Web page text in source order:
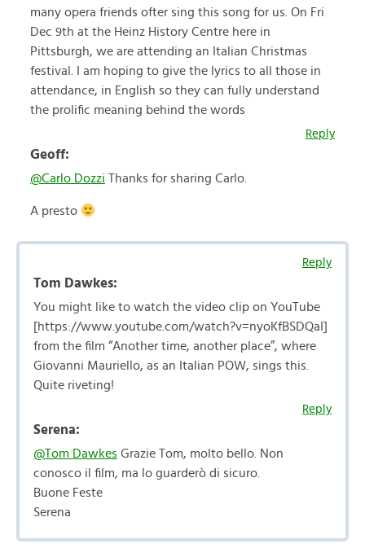
many opera friends ofter sing this song for us. On Fri
Dec 9th at the Heinz History Centre here in
Pittsburgh, we are attending an Italian Christmas
festival. I am hoping to give the lyrics to all those in
attendance, in English so they can fully understand
the prolific meaning behind the words
Reply
Geoff:
@Carlo Dozzi Thanks for sharing Carlo.
A presto
Reply
Tom Dawkes:
You might like to watch the video clip on YouTube
[https://www.youtube.com/watch?v=nyoKfBSDQaI]
from the film “Another time, another place”, where
Giovanni Mauriello, as an Italian POW, sings this.
Quite riveting!
Reply
Serena:
@Tom Dawkes Grazie Tom, molto bello. Non
conosco il film, ma lo guarderò di sicuro.
Buone Feste
Serena